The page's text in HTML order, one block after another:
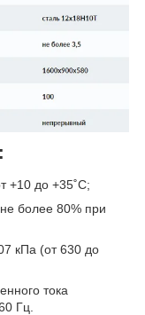
+10 до +35˚С;
более 80% при
кПа (от 630 до
тока
Гц.